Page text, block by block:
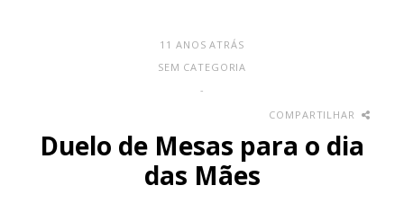
11 ANOS ATRÁS
SEM CATEGORIA
-
COMPARTILHAR
Duelo de Mesas para o dia
das Mães